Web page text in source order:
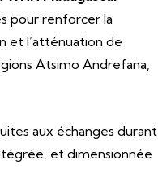
pour renforcer la
et l’atténuation de
Atsimo Andrefana,
aux échanges durant
et dimensionnée